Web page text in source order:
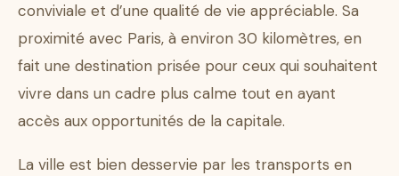
conviviale et d’une qualité de vie appréciable. Sa
proximité avec Paris, à environ 30 kilomètres, en
fait une destination prisée pour ceux qui souhaitent
vivre dans un cadre plus calme tout en ayant
accès aux opportunités de la capitale.
La ville est bien desservie par les transports en